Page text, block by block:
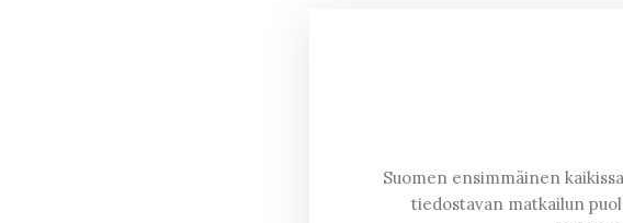
Suomen ensimmäinen
tiedostavan matkailun